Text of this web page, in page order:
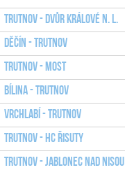
Trutnov - Dvůr Králové n. L.
Děčín - Trutnov
Trutnov - Most
Bílina - Trutnov
Vrchlabí - Trutnov
Trutnov - HC Řisuty
Trutnov - Jablonec nad Nisou